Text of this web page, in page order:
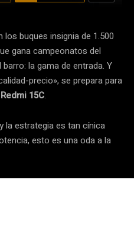
buques insignia de 1.500
gana campeonatos del
la gama de entrada. Y
precio», se prepara para
Redmi 15C.
la estrategia es tan cínica
esto es una oda a la